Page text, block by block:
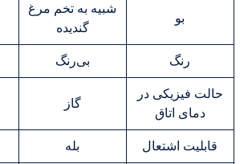
بو
شبیه به تخم مرغ
گندیده
رنگ بی‌رنگ
حالت فیزیکی در
دمای اتاق
گاز
قابلیت اشتعال بله